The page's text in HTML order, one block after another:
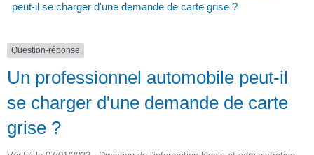
peut-il se charger d'une demande de carte grise ?
Question-réponse
Un professionnel automobile peut-il
se charger d'une demande de carte
grise ?